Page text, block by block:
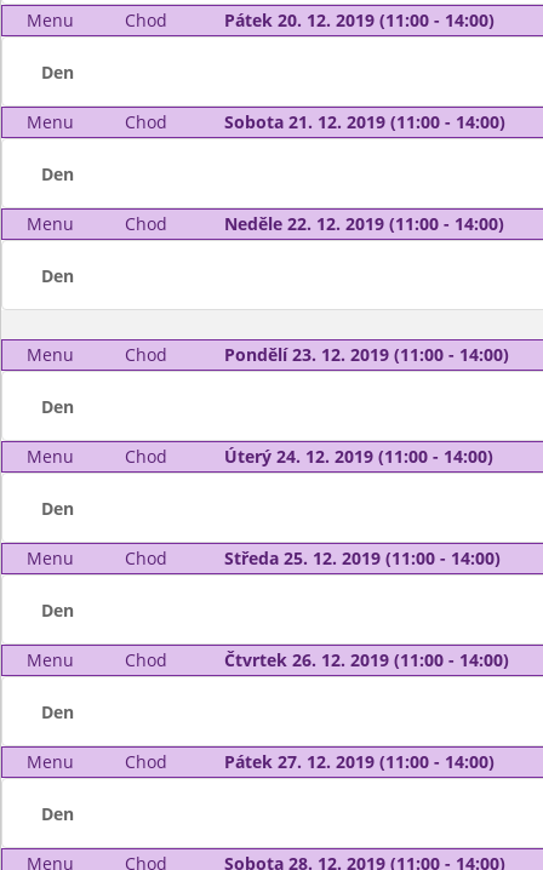
Menu Chod Pátek 20. 12. 2019 (11:00 - 14:00)
Den
Menu Chod Sobota 21. 12. 2019 (11:00 - 14:00)
Den
Menu Chod Neděle 22. 12. 2019 (11:00 - 14:00)
Den
Menu Chod Pondělí 23. 12. 2019 (11:00 - 14:00)
Den
Menu Chod Úterý 24. 12. 2019 (11:00 - 14:00)
Den
Menu Chod Středa 25. 12. 2019 (11:00 - 14:00)
Den
Menu Chod Čtvrtek 26. 12. 2019 (11:00 - 14:00)
Den
Menu Chod Pátek 27. 12. 2019 (11:00 - 14:00)
Den
Menu Chod Sobota 28. 12. 2019 (11:00 - 14:00)